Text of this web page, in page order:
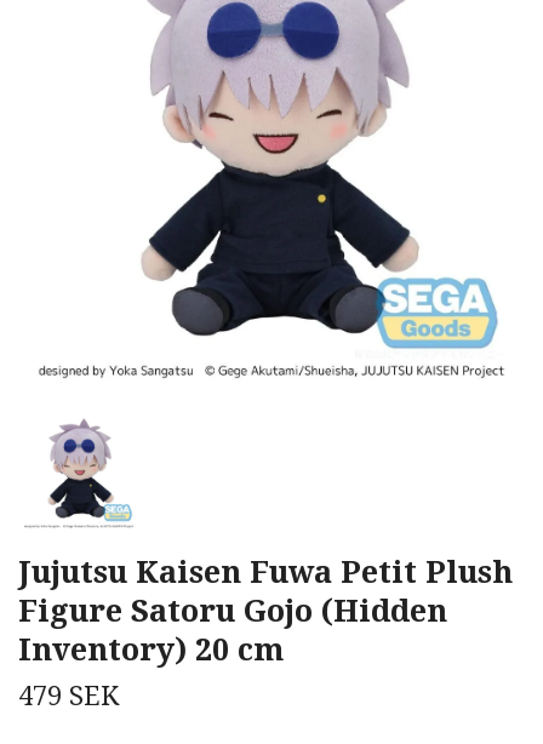
Jujutsu Kaisen Fuwa Petit Plush
Figure Satoru Gojo (Hidden
Inventory) 20 cm
479 SEK